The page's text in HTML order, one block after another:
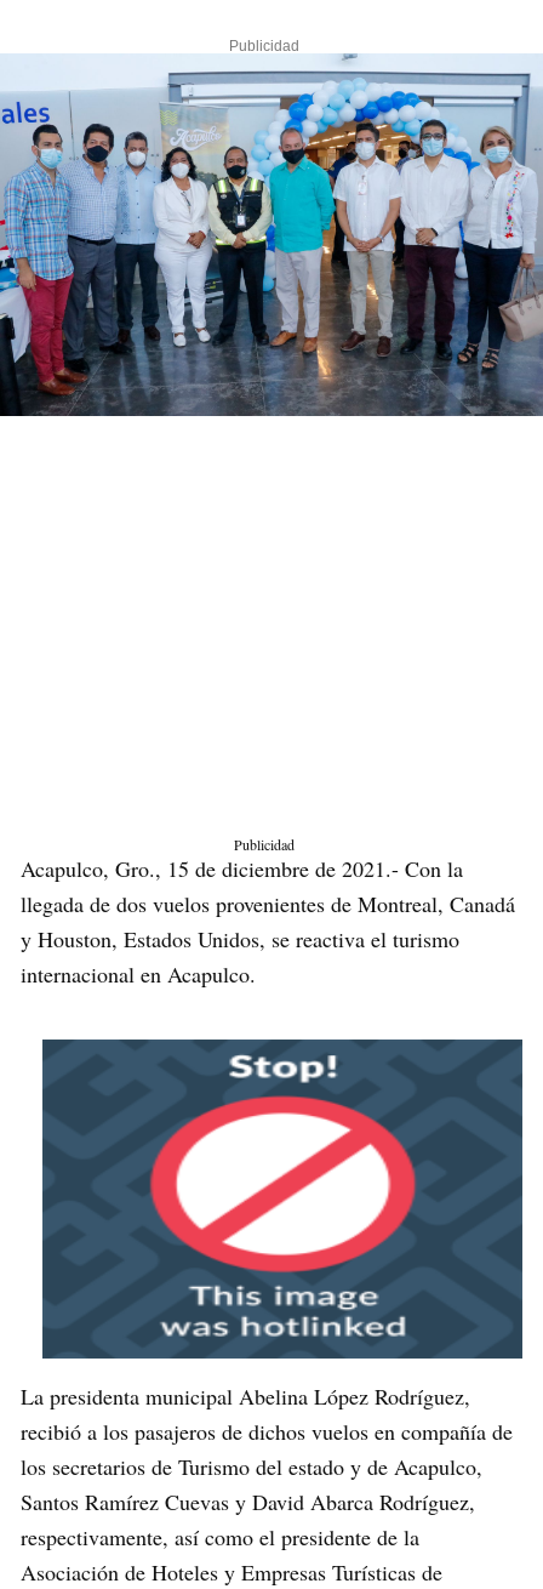
Publicidad
Publicidad
Acapulco, Gro., 15 de diciembre de 2021.- Con la
llegada de dos vuelos provenientes de Montreal, Canadá
y Houston, Estados Unidos, se reactiva el turismo
internacional en Acapulco.
La presidenta municipal Abelina López Rodríguez,
recibió a los pasajeros de dichos vuelos en compañía de
los secretarios de Turismo del estado y de Acapulco,
Santos Ramírez Cuevas y David Abarca Rodríguez,
respectivamente, así como el presidente de la
Asociación de Hoteles y Empresas Turísticas de